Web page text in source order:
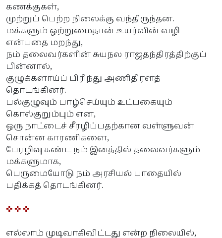
கணக்குகள்,
முற்றுப் பெற்ற நிலைக்கு வந்திருந்தன.
மக்களும் ஒற்றுமைதான் உயர்வின் வழி
என்பதை மறந்து,
நம் தலைவர்களின் சுயநல ராஜதந்திரத்திற்குப்
பின்னால்,
குழுக்களாய்ப் பிரிந்து அணிதிரளத்
தொடங்கினர்.
பல்குழுவும் பாழ்செய்யும் உட்பகையும்
கொல்குறும்பும் என,
ஒரு நாட்டைச் சீரழிப்பதற்கான வள்ளுவன்
சொன்ன காரணிகளை,
பேரழிவு கண்ட நம் இனத்தில் தலைவர்களும்
மக்களுமாக,
பெருமையோடு நம் அரசியல் பாதையில்
பதிக்கத் தொடங்கினர்.
✜ ✜ ✜
எல்லாம் முடிவாகிவிட்டது என்ற நிலையில்,